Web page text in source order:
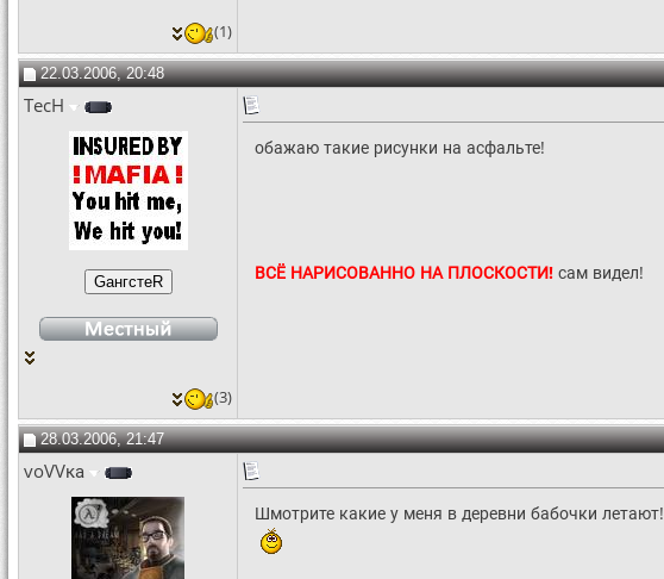
(1)
22.03.2006, 20:48
TecH
обажаю такие рисунки на асфальте!
ВСЁ НАРИСОВАННО НА ПЛОСКОСТИ! сам видел!
(3)
28.03.2006, 21:47
voVVка
Шмотрите какие у меня в деревни бабочки летают!